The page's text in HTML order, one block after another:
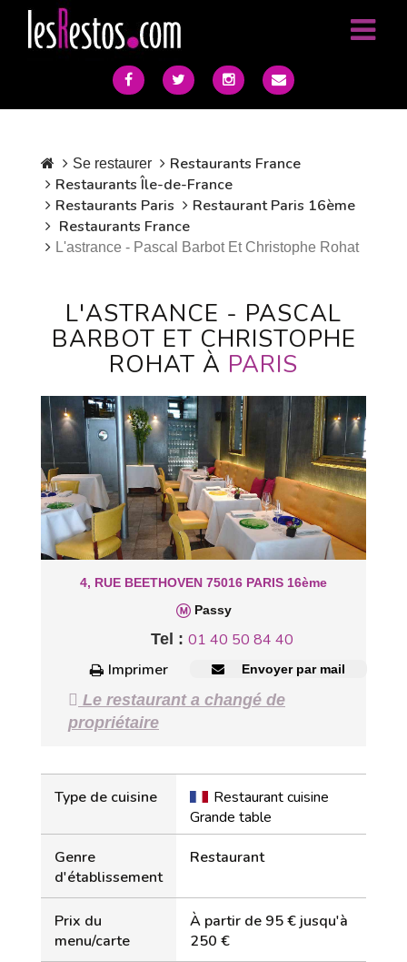
Se restaurer
Restaurants France
Restaurants Île-de-France
Restaurants Paris
Restaurant Paris 16ème
Restaurants France
L'astrance - Pascal Barbot Et Christophe Rohat
L'ASTRANCE - PASCAL
BARBOT ET CHRISTOPHE
ROHAT À PARIS
4, RUE BEETHOVEN 75016 PARIS 16ème
Passy
Tel : 01 40 50 84 40
Imprimer
Envoyer par mail
Le restaurant a changé de
propriétaire
Type de cuisine
Restaurant cuisine
Grande table
Genre
d'établissement
Restaurant
Prix du
menu/carte
À partir de 95 € jusqu'à
250 €